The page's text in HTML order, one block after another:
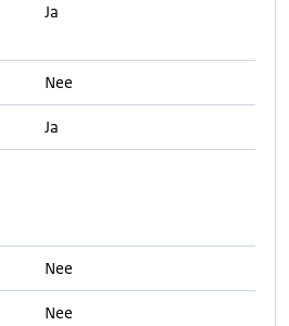
Ja
Nee
Ja
Nee
Nee